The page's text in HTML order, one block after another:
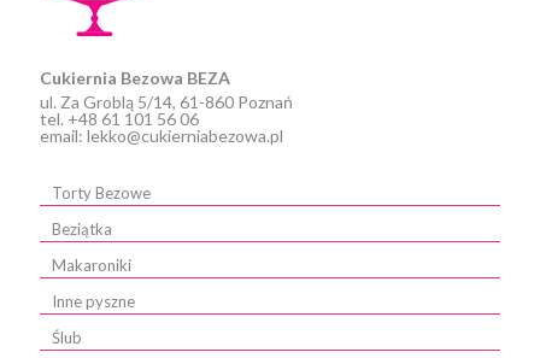
Cukiernia Bezowa BEZA
ul. Za Groblą 5/14, 61-860 Poznań
tel. +48 61 101 56 06
email: lekko@cukierniabezowa.pl
Torty Bezowe
Beziątka
Makaroniki
Inne pyszne
Ślub